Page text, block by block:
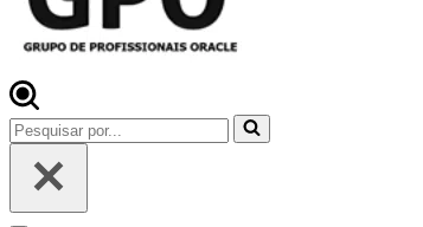
Pesquisar
por...